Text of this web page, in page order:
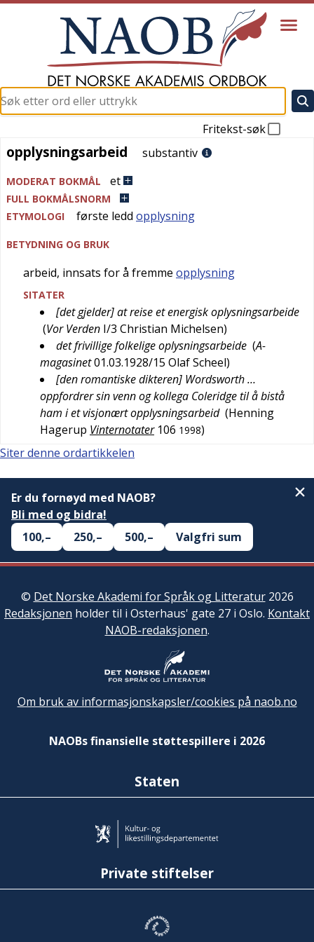
Fritekst-søk
opplysningsarbeid
opplysningsarbeid substantiv
MODERAT BOKMÅL et
FULL BOKMÅLSNORM
ETYMOLOGI
første ledd opplysning
BETYDNING OG BRUK
arbeid, innsats for å fremme opplysning
SITATER
[det gjelder] at reise et energisk oplysningsarbeide
(Vor Verden I/3 Christian Michelsen)
det frivillige folkelige oplysningsarbeide (A-
magasinet01.03.1928/15 Olaf Scheel)
[den romantiske dikteren] Wordsworth …
oppfordrer sin venn og kollega Coleridge til å bistå
ham i et visjonært opplysningsarbeid (Henning
Hagerup Vinternotater 106 1998)
Siter denne ordartikkelen
Er du fornøyd med NAOB?
Bli med og bidra!
100,–
250,– 500,– Valgfri sum
© Det Norske Akademi for Språk og Litteratur2026
Redaksjonen holder til i Osterhaus' gate 27 i Oslo. Kontakt
NAOB-redaksjonen.
Om bruk av informasjonskapsler/cookies på naob.no
NAOBs finansielle støttespillere i 2026
Staten
Private stiftelser